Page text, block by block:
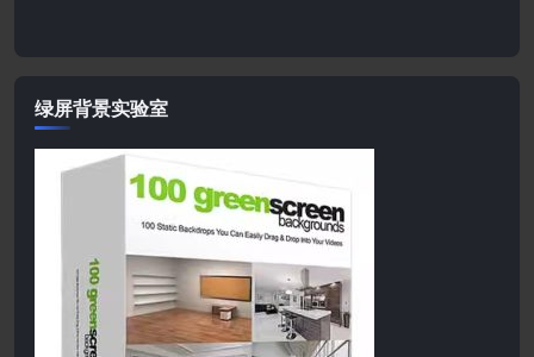
绿屏背景实验室